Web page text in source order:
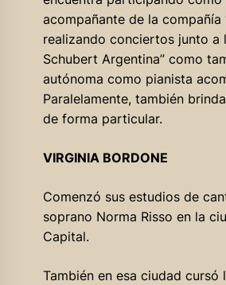
acompañante de la compañía
realizando conciertos junto a
Schubert Argentina” como
autónoma como pianista
Paralelamente, también
de forma particular.
VIRGINIA BORDONE
Comenzó sus estudios de
soprano Norma Risso en la
Capital.
También en esa ciudad cursó